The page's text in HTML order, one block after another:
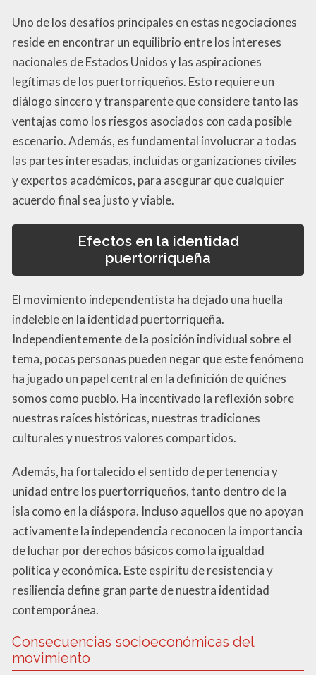
Uno de los desafíos principales en estas negociaciones
reside en encontrar un equilibrio entre los intereses
nacionales de Estados Unidos y las aspiraciones
legítimas de los puertorriqueños. Esto requiere un
diálogo sincero y transparente que considere tanto las
ventajas como los riesgos asociados con cada posible
escenario. Además, es fundamental involucrar a todas
las partes interesadas, incluidas organizaciones civiles
y expertos académicos, para asegurar que cualquier
acuerdo final sea justo y viable.
Efectos en la identidad
puertorriqueña
El movimiento independentista ha dejado una huella
indeleble en la identidad puertorriqueña.
Independientemente de la posición individual sobre el
tema, pocas personas pueden negar que este fenómeno
ha jugado un papel central en la definición de quiénes
somos como pueblo. Ha incentivado la reflexión sobre
nuestras raíces históricas, nuestras tradiciones
culturales y nuestros valores compartidos.
Además, ha fortalecido el sentido de pertenencia y
unidad entre los puertorriqueños, tanto dentro de la
isla como en la diáspora. Incluso aquellos que no apoyan
activamente la independencia reconocen la importancia
de luchar por derechos básicos como la igualdad
política y económica. Este espíritu de resistencia y
resiliencia define gran parte de nuestra identidad
contemporánea.
Consecuencias socioeconómicas del
movimiento